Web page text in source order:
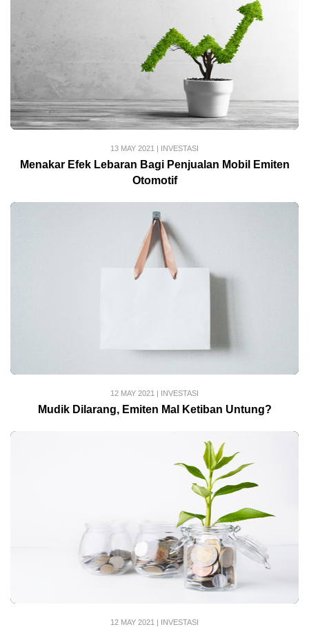
13 MAY 2021 | INVESTASI
Menakar Efek Lebaran Bagi Penjualan Mobil Emiten
Otomotif
12 MAY 2021 | INVESTASI
Mudik Dilarang, Emiten Mal Ketiban Untung?
12 MAY 2021 | INVESTASI